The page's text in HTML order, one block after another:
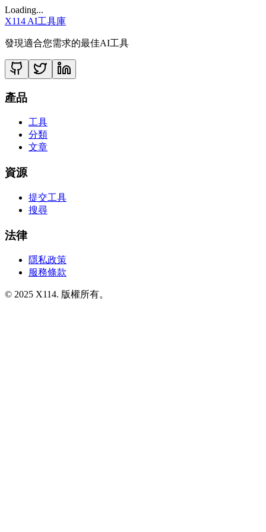
Loading...
X114 AI工具庫
發現適合您需求的最佳AI工具
產品
工具
分類
文章
資源
提交工具
搜尋
法律
隱私政策
服務條款
© 2025 X114. 版權所有。